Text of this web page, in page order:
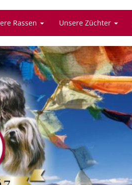
Rassen Unsere Züchter